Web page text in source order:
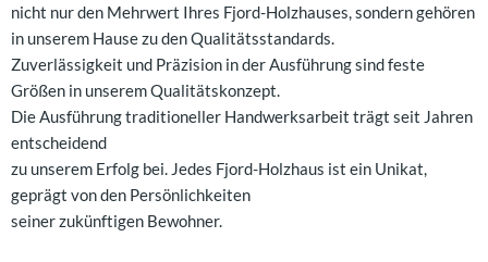
nicht nur den Mehrwert Ihres Fjord-Holzhauses, sondern gehören
in unserem Hause zu den Qualitätsstandards.
Zuverlässigkeit und Präzision in der Ausführung sind feste
Größen in unserem Qualitätskonzept.
Die Ausführung traditioneller Handwerksarbeit trägt seit Jahren
entscheidend
zu unserem Erfolg bei. Jedes Fjord-Holzhaus ist ein Unikat,
geprägt von den Persönlichkeiten
seiner zukünftigen Bewohner.